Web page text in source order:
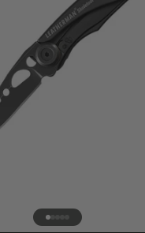
Aller à l'élément 1
Aller à l'élément 2
Aller à l'élément 3
Aller à l'élément 4
Aller à l'élément 5